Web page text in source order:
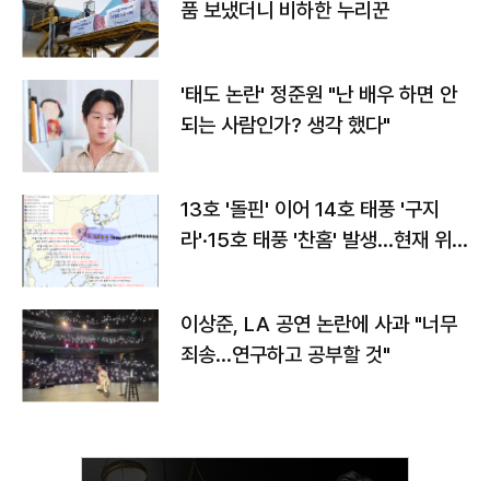
품 보냈더니 비하한 누리꾼
'태도 논란' 정준원 "난 배우 하면 안
되는 사람인가? 생각 했다"
13호 '돌핀' 이어 14호 태풍 '구지
라'·15호 태풍 '찬홈' 발생…현재 위
이상준, LA 공연 논란에 사과 "너무
죄송…연구하고 공부할 것"